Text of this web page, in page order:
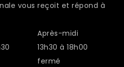
vous reçoit et répond à
Après-midi
13h30 à 18h00
fermé